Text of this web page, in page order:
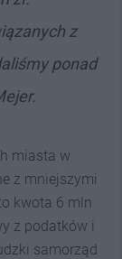
z
ponad
miasta w
z mniejszymi
kwota 6 mln
z podatków i
samorząd